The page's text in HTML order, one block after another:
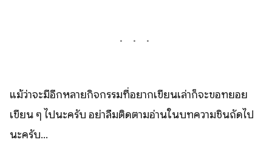
แม้ว่าจะมีอีกหลายกิจกรรมที่อยากเขียนเล่าก็จะขอทยอย
เขียน ๆ ไปนะครับ อย่าลืมติดตามอ่านในบทความชิ้นถัดไป
นะครับ...